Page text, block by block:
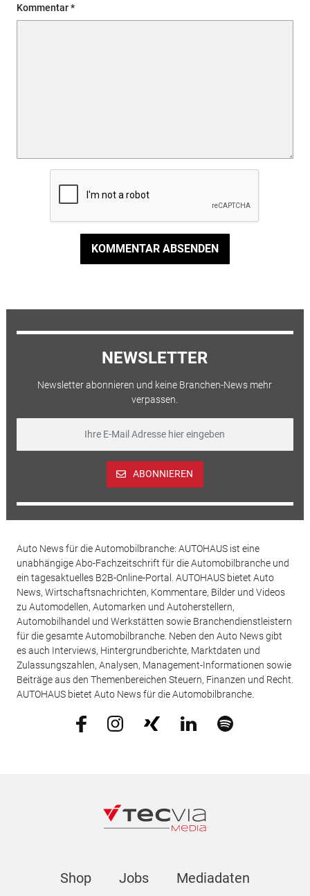
Kommentar
KOMMENTAR ABSENDEN
NEWSLETTER
Newsletter abonnieren und keine Branchen-News mehr
verpassen.
ABONNIEREN
Auto News für die Automobilbranche: AUTOHAUS ist eine
unabhängige Abo-Fachzeitschrift für die Automobilbranche und
ein tagesaktuelles B2B-Online-Portal. AUTOHAUS bietet Auto
News, Wirtschaftsnachrichten, Kommentare, Bilder und Videos
zu Automodellen, Automarken und Autoherstellern,
Automobilhandel und Werkstätten sowie Branchendienstleistern
für die gesamte Automobilbranche. Neben den Auto News gibt
es auch Interviews, Hintergrundberichte, Marktdaten und
Zulassungszahlen, Analysen, Management-Informationen sowie
Beiträge aus den Themenbereichen Steuern, Finanzen und Recht.
AUTOHAUS bietet Auto News für die Automobilbranche.
Shop Jobs Mediadaten